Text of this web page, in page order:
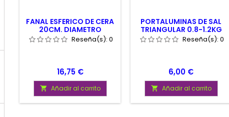
FANAL ESFERICO DE CERA
20CM. DIAMETRO
Reseña(s): 0
Precio
16,75 €
 Añadir al carrito
PORTALUMINAS DE SAL
TRIANGULAR 0.8-1.2KG
APROX.Reseña(s): 0
Precio
6,00 €
 Añadir al carrito